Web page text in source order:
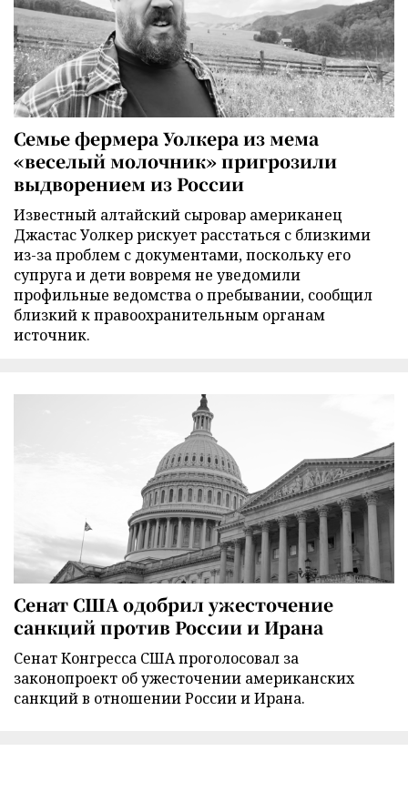
Семье фермера Уолкера из мема
«веселый молочник» пригрозили
выдворением из России
Известный алтайский сыровар американец
Джастас Уолкер рискует расстаться с близкими
из-за проблем с документами, поскольку его
супруга и дети вовремя не уведомили
профильные ведомства о пребывании, сообщил
близкий к правоохранительным органам
источник.
Сенат США одобрил ужесточение
санкций против России и Ирана
Сенат Конгресса США проголосовал за
законопроект об ужесточении американских
санкций в отношении России и Ирана.